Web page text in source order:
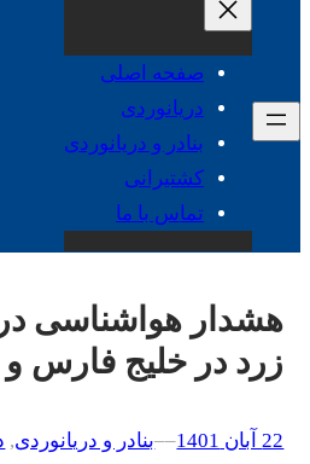
صفحه اصلی
دریانوردی
بنادر و دریانوردی
کشتیرانی
تماس با ما
هشدار هواشناسی
زرد در خلیج فارس و
22 آبان 1401 –
–بنادر و دریانوردی,